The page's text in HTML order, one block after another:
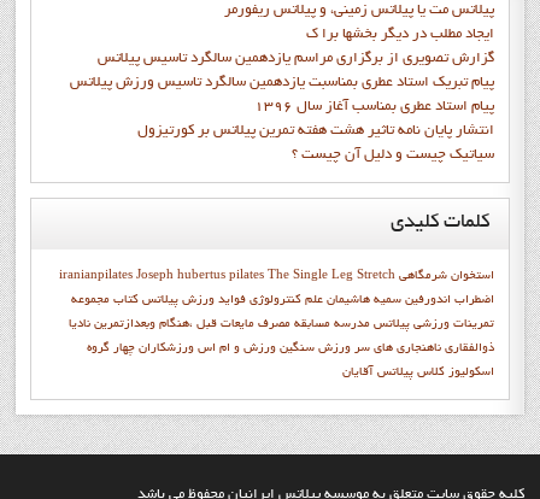
پیلاتس مت یا پیلاتس زمینی، و پیلاتس ریفورمر
ايجاد مطلب در ديگر بخشها برا ک
گزارش تصويري از برگزاري مراسم يازدهمين سالگرد تاسيس پيلاتس
پيام تبريک استاد عطري بمناسبت يازدهمين سالگرد تاسيس ورزش پيلاتس
پيام استاد عطري بمناسب آغاز سال 1396
انتشار پايان نامه تاثیر هشت هفته تمرین پیلاتس بر کورتیزول
سیاتیک چیست و دلیل آن چیست ؟
کلماتکلیدی
iranianpilates Joseph hubertus pilates The Single Leg Stretch استخوان شرمگاهي
اضطراب اندورفین سميه هاشيمان علم کنترولوژي فواید ورزش پیلاتس كتاب مجموعه
تمرينات ورزشي پيلاتس مدرسه مسابقه مصرف مایعات قبل ،هنگام وبعدازتمرین ناديا
ذوالفقاري ناهنجاری های سر ورزش سنگین ورزش و ام اس ورزشکاران چهار گروه
اسکولیوز کلاس پیلاتس آقایان
کليه حقوق سايت متعلق به موسسه پيلاتس ايرانيان محفوظ مي باشد